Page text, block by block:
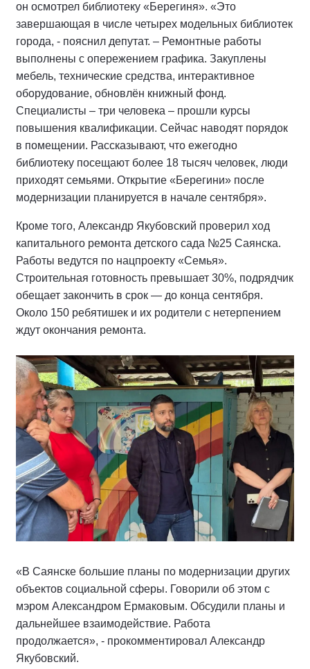
он осмотрел библиотеку «Берегиня». «Это
завершающая в числе четырех модельных библиотек
города, - пояснил депутат. – Ремонтные работы
выполнены с опережением графика. Закуплены
мебель, технические средства, интерактивное
оборудование, обновлён книжный фонд.
Специалисты – три человека – прошли курсы
повышения квалификации. Сейчас наводят порядок
в помещении. Рассказывают, что ежегодно
библиотеку посещают более 18 тысяч человек, люди
приходят семьями. Открытие «Берегини» после
модернизации планируется в начале сентября».
Кроме того, Александр Якубовский проверил ход
капитального ремонта детского сада №25 Саянска.
Работы ведутся по нацпроекту «Семья».
Строительная готовность превышает 30%, подрядчик
обещает закончить в срок — до конца сентября.
Около 150 ребятишек и их родители с нетерпением
ждут окончания ремонта.
«В Саянске большие планы по модернизации других
объектов социальной сферы. Говорили об этом с
мэром Александром Ермаковым. Обсудили планы и
дальнейшее взаимодействие. Работа
продолжается», - прокомментировал Александр
Якубовский.